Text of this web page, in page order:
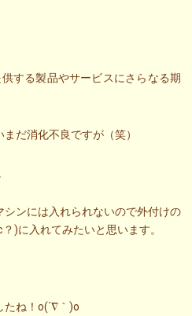
する製品やサービスにさらなる期
だ消化不良ですが（笑）
ンには入れられないので外付けの
)に入れてみたいと思います。
たね！o(´∇｀)o